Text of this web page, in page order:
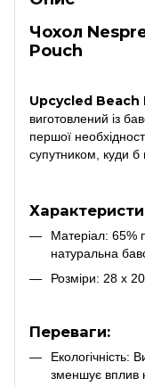
Чохол
Pouch
Upcycled Beach
виготовлений із
першої
супутником, куди б
Матеріал: 65%
натуральна
Розміри: 28 x
Переваги:
Екологічність:
зменшує вплив